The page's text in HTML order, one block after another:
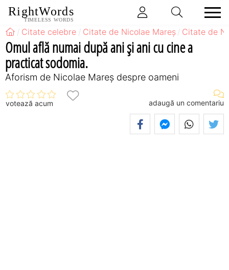
RightWords
TIMELESS WORDS
Citate celebre Citate de Nicolae Mareș Citate de
Omul află numai după ani şi ani cu cine a
practicat sodomia.
Aforism de Nicolae Mareș despre oameni
votează acum adaugă un comentariu